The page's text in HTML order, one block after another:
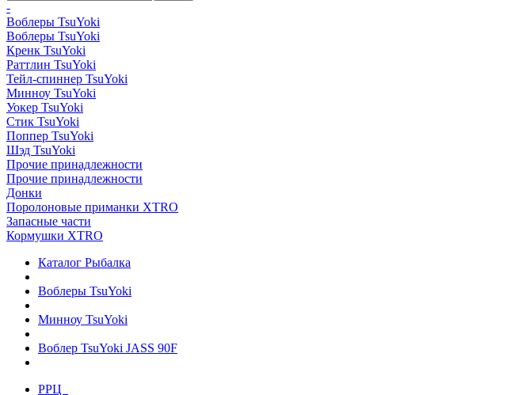
-
Воблеры TsuYoki
Воблеры TsuYoki
Кренк TsuYoki
Раттлин TsuYoki
Тейл-спиннер TsuYoki
Минноу TsuYoki
Уокер TsuYoki
Стик TsuYoki
Поппер TsuYoki
Шэд TsuYoki
Прочие принадлежности
Прочие принадлежности
Донки
Поролоновые приманки XTRO
Запасные части
Кормушки XTRO
Каталог Рыбалка
Воблеры TsuYoki
Минноу TsuYoki
Воблер TsuYoki JASS 90F
РРЦ